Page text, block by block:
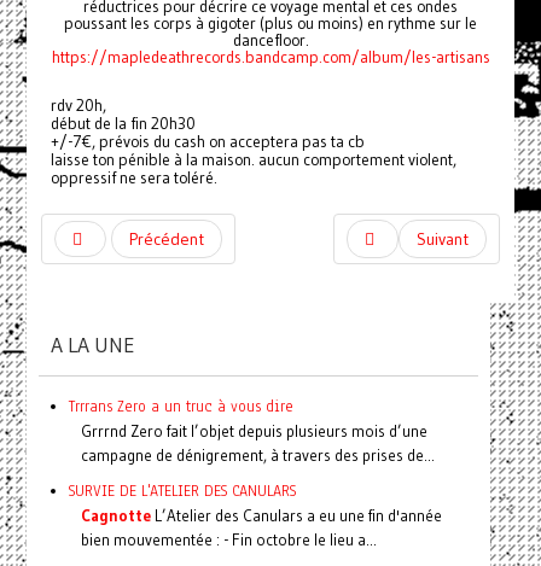
réductrices pour décrire ce voyage mental et ces ondes
poussant les corps à gigoter (plus ou moins) en rythme sur le
dancefloor.
https://mapledeathrecords.bandcamp.com/album/les-artisans
rdv 20h,
début de la fin 20h30
+/-7€, prévois du cash on acceptera pas ta cb
laisse ton pénible à la maison. aucun comportement violent,
oppressif ne sera toléré.
Précédent Suivant
A LA UNE
Trrrans Zero a un truc à vous dire
Grrrnd Zero fait l’objet depuis plusieurs mois d’une
campagne de dénigrement, à travers des prises de...
SURVIE DE L'ATELIER DES CANULARS
CagnotteL’Atelier des Canulars a eu une fin d'année
bien mouvementée : - Fin octobre le lieu a...